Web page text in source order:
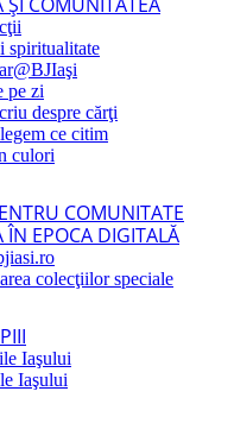
spiritualitate
pe zi
despre cărţi
ce citim
culori
COMUNITATE
ÎN EPOCA DIGITALĂ
colecţiilor speciale
Iaşului
Iaşului